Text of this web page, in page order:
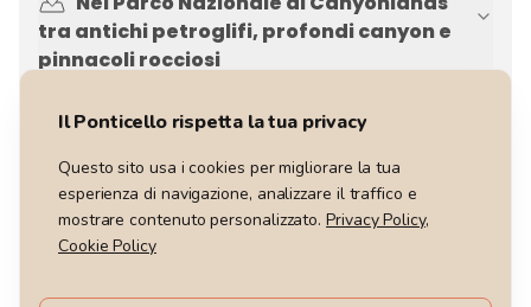
tra antichi petroglifi, profondi canyon e
pinnacoli rocciosi
11 ottobre 2026
Nel Parco Nazionale di Arches, colori
contrastanti e magia ancestrale
Il Ponticello rispetta la tua privacy
Questo sito usa i cookies per migliorare la tua
esperienza di navigazione, analizzare il traffico e
mostrare contenuto personalizzato. Privacy Policy,
Cookie Policy